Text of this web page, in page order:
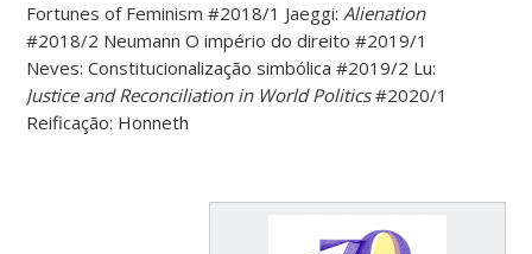
Fortunes of Feminism #2018/1 Jaeggi: Alienation
#2018/2 Neumann O império do direito #2019/1
Neves: Constitucionalização simbólica #2019/2 Lu:
Justice and Reconciliation in World Politics#2020/1
Reificação: Honneth